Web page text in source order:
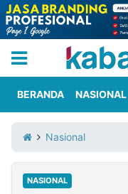
Iklan
Berita
Kami
BERANDA NASIONAL
Nasional
NASIONAL